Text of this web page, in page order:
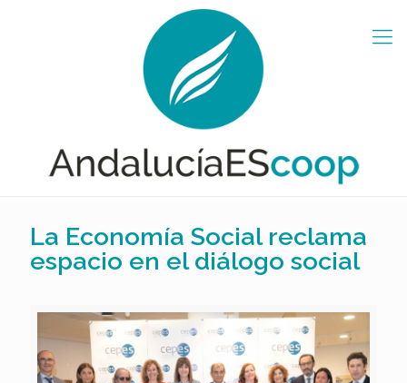
La Economía Social reclama
espacio en el diálogo social